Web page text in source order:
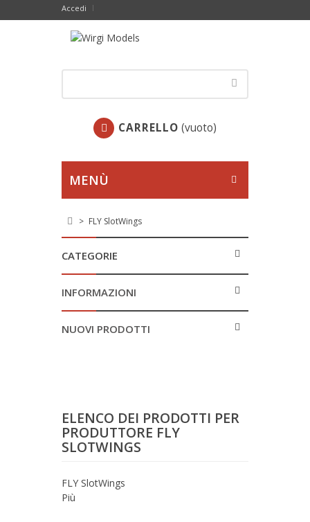
Accedi
CARRELLO (vuoto)
MENÙ
> FLY SlotWings
CATEGORIE
INFORMAZIONI
NUOVI PRODOTTI
ELENCO DEI PRODOTTI PER
PRODUTTORE FLY
SLOTWINGS
FLY SlotWings
Più